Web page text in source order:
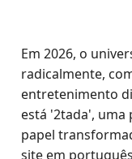
Em 2026, o
radicalmente,
entretenimento
está '2tada', uma
papel
site em